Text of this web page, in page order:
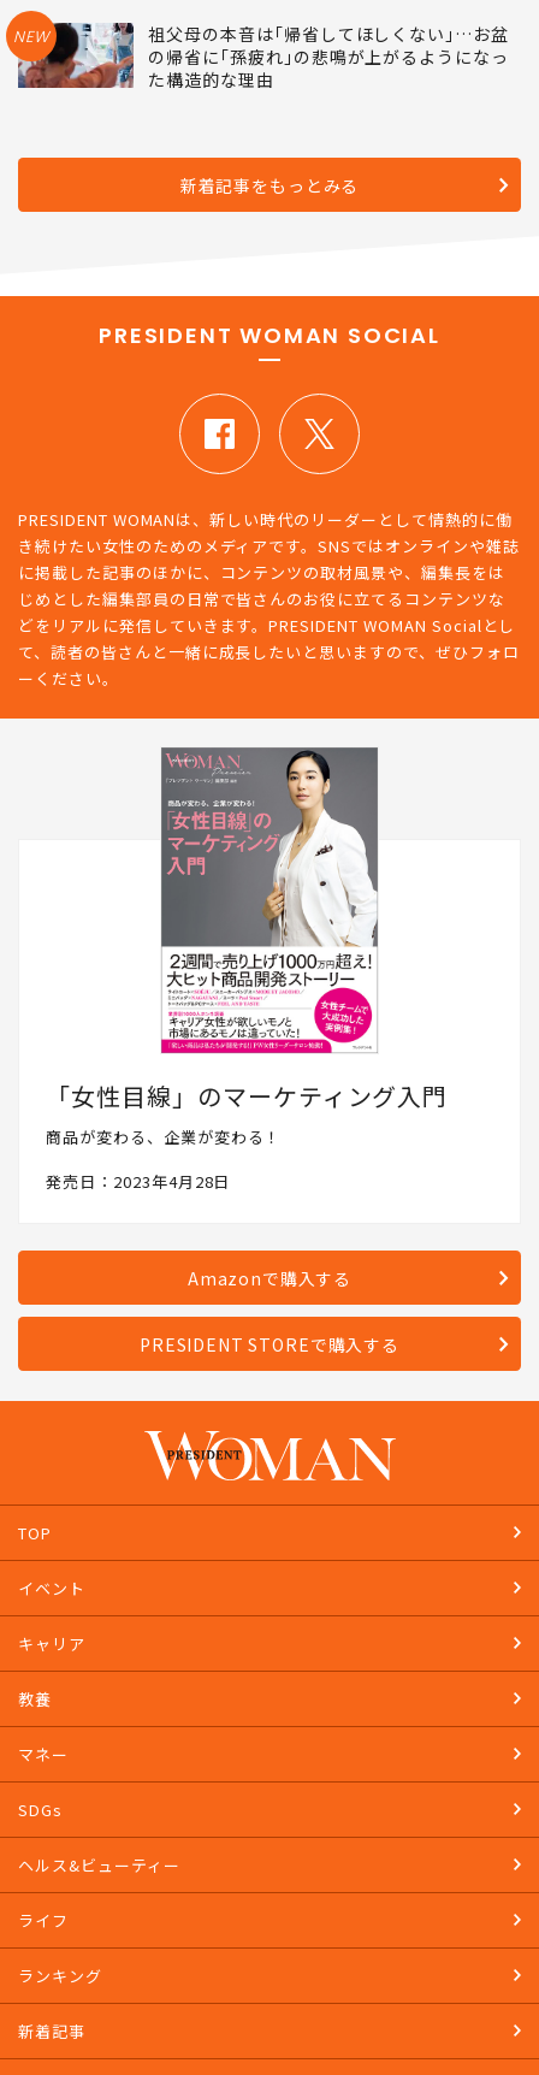
NEW
祖父母の本音は｢帰省してほしくない｣…お盆
の帰省に｢孫疲れ｣の悲鳴が上がるようになっ
た構造的な理由
新着記事をもっとみる
PRESIDENT WOMAN SOCIAL
PRESIDENT WOMANは、新しい時代のリーダーとして情熱的に働
き続けたい女性のためのメディアです。SNSではオンラインや雑誌
に掲載した記事のほかに、コンテンツの取材風景や、編集長をは
じめとした編集部員の日常で皆さんのお役に立てるコンテンツな
どをリアルに発信していきます。PRESIDENT WOMAN Socialとし
て、読者の皆さんと一緒に成長したいと思いますので、ぜひフォロ
ーください。
「女性目線」のマーケティング入門
商品が変わる、企業が変わる！
発売日：2023年4月28日
Amazonで購入する
PRESIDENT STOREで購入する
TOP
イベント
キャリア
教養
マネー
SDGs
ヘルス&ビューティー
ライフ
ランキング
新着記事